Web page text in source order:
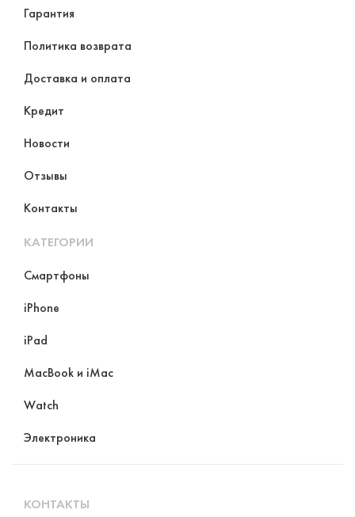
Гарантия
Политика возврата
Доставка и оплата
Кредит
Новости
Отзывы
Контакты
КАТЕГОРИИ
Смартфоны
iPhone
iPad
MacBook и iMac
Watch
Электроника
КОНТАКТЫ